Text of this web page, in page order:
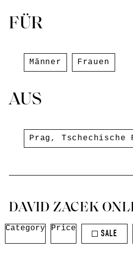
Neuerfindung gestalten.
Techniken und
Design. Jedes
Organischen und dem
Antiken und dem
einer spekulativen
Handwerkskunst und
FÜR
Männer Frauen
AUS
Prag , Tschechische
DAVID ZACEK
Category Price SALE